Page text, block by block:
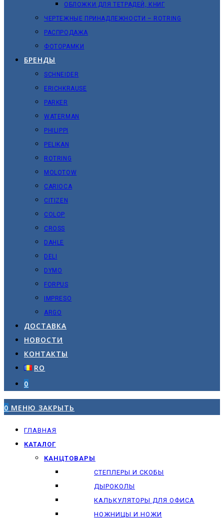
ОБЛОЖКИ ДЛЯ ТЕТРАДЕЙ, КНИГ
ЧЕРТЕЖНЫЕ ПРИНАДЛЕЖНОСТИ – ROTRING
РАСПРОДАЖА
ФОТОРАМКИ
БРЕНДЫ
SCHNEIDER
ERICHKRAUSE
PARKER
WATERMAN
PHILIPPI
PELIKAN
ROTRING
MOLOTOW
CARIOCA
CITIZEN
COLOP
CROSS
DAHLE
DELI
DYMO
FORPUS
IMPRESO
ARGO
ДОСТАВКА
НОВОСТИ
КОНТАКТЫ
RO
0
0 МЕНЮ ЗАКРЫТЬ
ГЛАВНАЯ
КАТАЛОГ
КАНЦТОВАРЫ
СТЕПЛЕРЫ И СКОБЫ
ДЫРОКОЛЫ
КАЛЬКУЛЯТОРЫ ДЛЯ ОФИСА
НОЖНИЦЫ И НОЖИ